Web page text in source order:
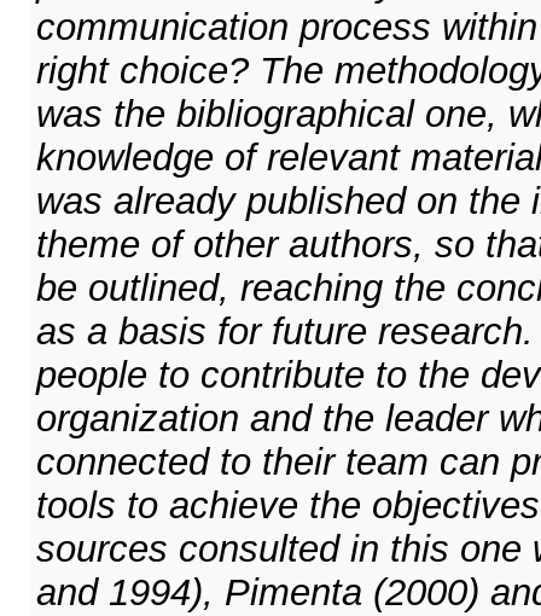
communication process
right choice? The
was the bibliographical one,
knowledge of relevant
was already published on the
theme of other authors, so
be outlined, reaching the
as a basis for future
people to contribute to the
organization and the leader
connected to their team can
tools to achieve the
sources consulted in this one
and 1994), Pimenta (2000)